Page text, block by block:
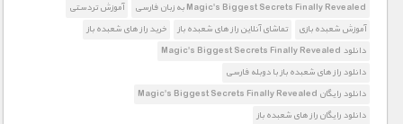
1900 تومان – خريد قسمت 3 (افزودن به سبد خريد)
1900 تومان – خريد قسمت 4 (افزودن به سبد خريد)
Magic's Biggest Secrets Finally Revealed به زبان فارسی
آموزش تردستی
آموزش شعبده بازی
تماشای آنلاین راز های شعبده باز
خرید راز های شعبده باز
دانلود Magic's Biggest Secrets Finally Revealed
دانلود راز های شعبده باز با دوبله فارسی
دانلود رایگان Magic's Biggest Secrets Finally Revealed
دانلود رایگان راز های شعبده باز